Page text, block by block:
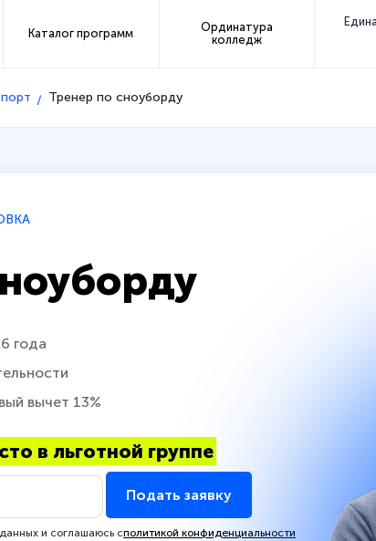
Каталог программ
Ординатура
колледж
Тренер по сноуборду
года
вычет 13%
в льготной группе
Подать заявку
и соглашаюсь сполитикой конфиденциальности